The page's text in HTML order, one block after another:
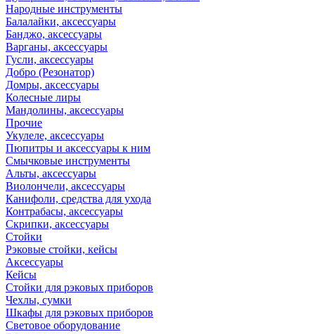
Народные инструменты
Балалайки, аксессуары
Банджо, аксессуары
Варганы, аксессуары
Гусли, аксессуары
Добро (Резонатор)
Домры, аксессуары
Колесные лиры
Мандолины, аксессуары
Прочие
Укулеле, аксессуары
Пюпитры и аксессуары к ним
Смычковые инструменты
Альты, аксессуары
Виолончели, аксессуары
Канифоли, средства для ухода
Контрабасы, аксессуары
Скрипки, аксессуары
Стойки
Рэковые стойки, кейсы
Аксессуары
Кейсы
Стойки для рэковых приборов
Чехлы, сумки
Шкафы для рэковых приборов
Световое оборудование